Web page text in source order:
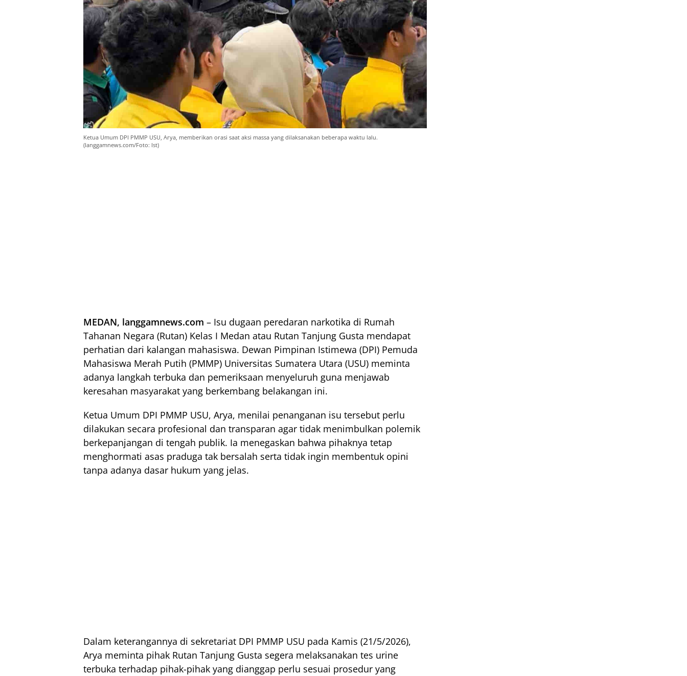
Ketua Umum DPI PMMP USU, Arya, memberikan orasi saat aksi massa yang dilaksanakan beberapa waktu lalu.
(langgamnews.com/Foto: Ist)
MEDAN, langgamnews.com – Isu dugaan peredaran narkotika di Rumah
Tahanan Negara (Rutan) Kelas I Medan atau Rutan Tanjung Gusta mendapat
perhatian dari kalangan mahasiswa. Dewan Pimpinan Istimewa (DPI) Pemuda
Mahasiswa Merah Putih (PMMP) Universitas Sumatera Utara (USU) meminta
adanya langkah terbuka dan pemeriksaan menyeluruh guna menjawab
keresahan masyarakat yang berkembang belakangan ini.
Ketua Umum DPI PMMP USU, Arya, menilai penanganan isu tersebut perlu
dilakukan secara profesional dan transparan agar tidak menimbulkan polemik
berkepanjangan di tengah publik. Ia menegaskan bahwa pihaknya tetap
menghormati asas praduga tak bersalah serta tidak ingin membentuk opini
tanpa adanya dasar hukum yang jelas.
Dalam keterangannya di sekretariat DPI PMMP USU pada Kamis (21/5/2026),
Arya meminta pihak Rutan Tanjung Gusta segera melaksanakan tes urine
terbuka terhadap pihak-pihak yang dianggap perlu sesuai prosedur yang